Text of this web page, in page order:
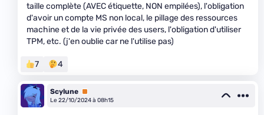
taille complète (AVEC étiquette, NON empilées), l'obligation
d'avoir un compte MS non local, le pillage des ressources
machine et de la vie privée des users, l'obligation d'utiliser
TPM, etc. (j'en oublie car ne l'utilise pas)
7 4
Scylune Premium
Le 22/10/2024 à 08h15